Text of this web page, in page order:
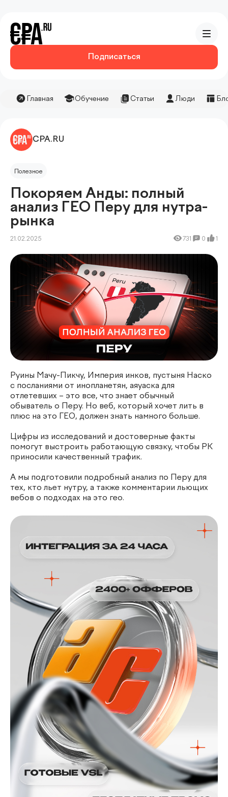
Подписаться
Главная Обучение Статьи Люди
CPA.RU
Полезное
Покоряем Анды: полный
анализ ГЕО Перу для нутра-
рынка
21.02.2025 731 0 1
Руины Мачу-Пикчу, Империя инков, пустыня Наско
с посланиями от инопланетян, аяуаска для
отлетевших – это все, что знает обычный
обыватель о Перу. Но веб, который хочет лить в
плюс на это ГЕО, должен знать намного больше.
Цифры из исследований и достоверные факты
помогут выстроить работающую связку, чтобы РК
приносили качественный трафик.
А мы подготовили подробный анализ по Перу для
тех, кто льет нутру, а также комментарии льющих
вебов о подходах на это гео.